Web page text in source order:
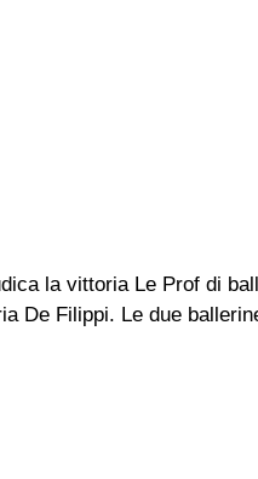
la vittoria Le Prof di
De Filippi. Le due